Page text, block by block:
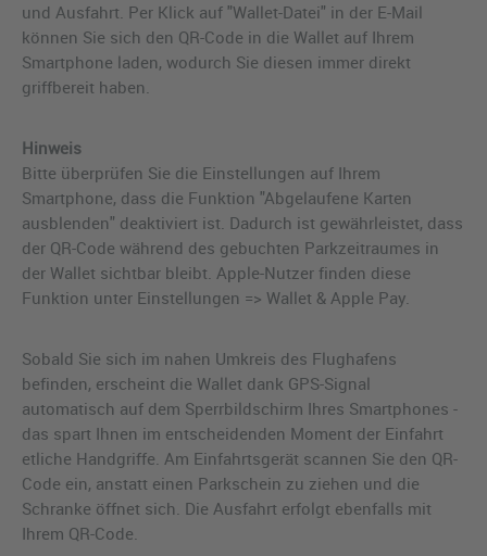
und Ausfahrt. Per Klick auf "Wallet-Datei" in der E-Mail
können Sie sich den QR-Code in die Wallet auf Ihrem
Smartphone laden, wodurch Sie diesen immer direkt
griffbereit haben.
Hinweis
Bitte überprüfen Sie die Einstellungen auf Ihrem
Smartphone, dass die Funktion "Abgelaufene Karten
ausblenden" deaktiviert ist. Dadurch ist gewährleistet, dass
der QR-Code während des gebuchten Parkzeitraumes in
der Wallet sichtbar bleibt. Apple-Nutzer finden diese
Funktion unter Einstellungen => Wallet & Apple Pay.
Sobald Sie sich im nahen Umkreis des Flughafens
befinden, erscheint die Wallet dank GPS-Signal
automatisch auf dem Sperrbildschirm Ihres Smartphones -
das spart Ihnen im entscheidenden Moment der Einfahrt
etliche Handgriffe. Am Einfahrtsgerät scannen Sie den QR-
Code ein, anstatt einen Parkschein zu ziehen und die
Schranke öffnet sich. Die Ausfahrt erfolgt ebenfalls mit
Ihrem QR-Code.